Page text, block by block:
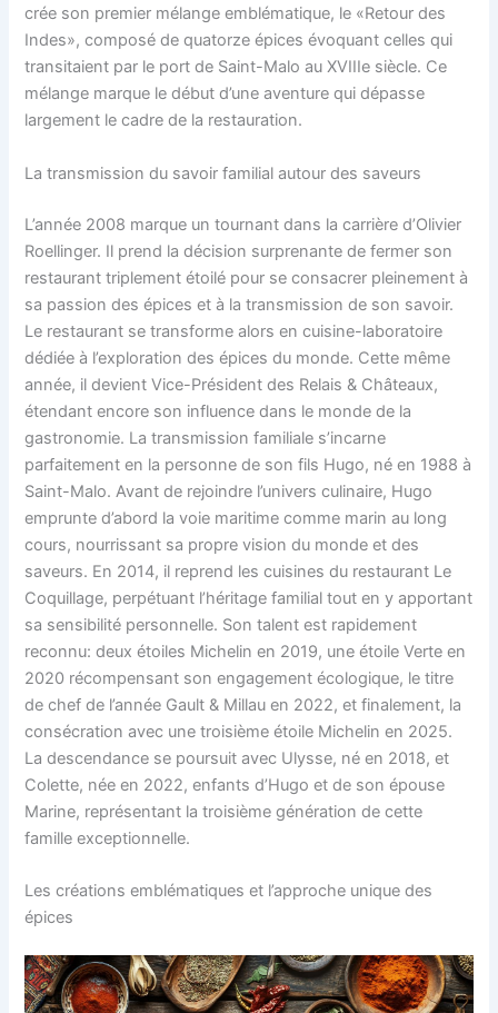
crée son premier mélange emblématique, le «Retour des
Indes», composé de quatorze épices évoquant celles qui
transitaient par le port de Saint-Malo au XVIIIe siècle. Ce
mélange marque le début d’une aventure qui dépasse
largement le cadre de la restauration.
La transmission du savoir familial autour des saveurs
L’année 2008 marque un tournant dans la carrière d’Olivier
Roellinger. Il prend la décision surprenante de fermer son
restaurant triplement étoilé pour se consacrer pleinement à
sa passion des épices et à la transmission de son savoir.
Le restaurant se transforme alors en cuisine-laboratoire
dédiée à l’exploration des épices du monde. Cette même
année, il devient Vice-Président des Relais & Châteaux,
étendant encore son influence dans le monde de la
gastronomie. La transmission familiale s’incarne
parfaitement en la personne de son fils Hugo, né en 1988 à
Saint-Malo. Avant de rejoindre l’univers culinaire, Hugo
emprunte d’abord la voie maritime comme marin au long
cours, nourrissant sa propre vision du monde et des
saveurs. En 2014, il reprend les cuisines du restaurant Le
Coquillage, perpétuant l’héritage familial tout en y apportant
sa sensibilité personnelle. Son talent est rapidement
reconnu: deux étoiles Michelin en 2019, une étoile Verte en
2020 récompensant son engagement écologique, le titre
de chef de l’année Gault & Millau en 2022, et finalement, la
consécration avec une troisième étoile Michelin en 2025.
La descendance se poursuit avec Ulysse, né en 2018, et
Colette, née en 2022, enfants d’Hugo et de son épouse
Marine, représentant la troisième génération de cette
famille exceptionnelle.
Les créations emblématiques et l’approche unique des
épices